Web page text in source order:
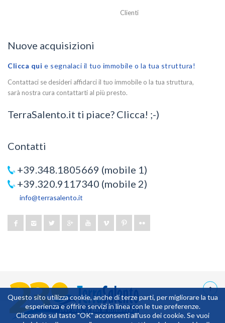
Clienti
Nuove acquisizioni
Clicca qui e segnalaci il tuo immobile o la tua struttura!
Contattaci se desideri affidarci il tuo immobile o la tua struttura,
sarà nostra cura contattarti al più presto.
TerraSalento.it ti piace? Clicca! ;-)
Contatti
+39.348.1805669 (mobile 1)
+39.320.9117340 (mobile 2)
info@terrasalento.it
Questo sito utilizza cookie, anche di terze parti, per migliorare la tua
esperienza e offrire servizi in linea con le tue preferenze.
Cliccando sul tasto "OK" acconsenti all'uso dei cookie. Se vuoi
4,273438